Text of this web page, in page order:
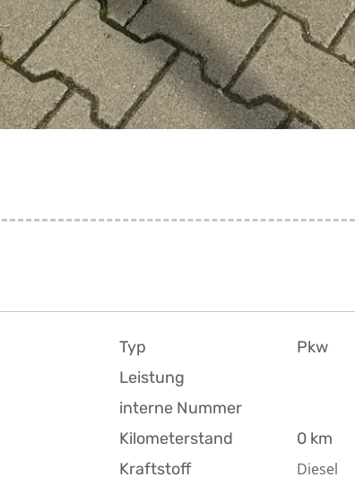
Typ
Pkw
Leistung
interne Nummer
Kilometerstand
0 km
Kraftstoff
Diesel